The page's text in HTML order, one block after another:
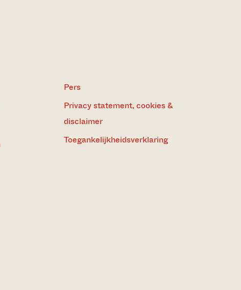
Pers
Privacy statement, cookies &
disclaimer
Toegankelijkheidsverklaring